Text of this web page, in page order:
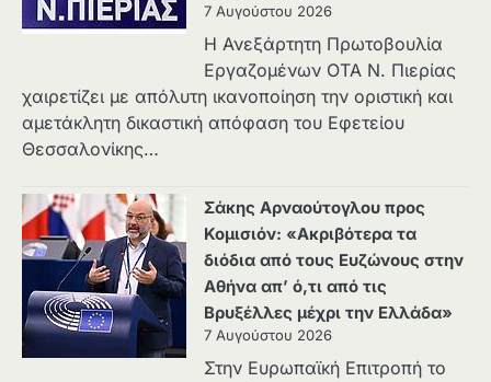
7 Αυγούστου 2026
Η Ανεξάρτητη Πρωτοβουλία
Εργαζομένων ΟΤΑ Ν. Πιερίας
χαιρετίζει με απόλυτη ικανοποίηση την οριστική και
αμετάκλητη δικαστική απόφαση του Εφετείου
Θεσσαλονίκης…
Σάκης Αρναούτογλου προς
Κομισιόν: «Ακριβότερα τα
διόδια από τους Ευζώνους στην
Αθήνα απ’ ό,τι από τις
Βρυξέλλες μέχρι την Ελλάδα»
7 Αυγούστου 2026
Στην Ευρωπαϊκή Επιτροπή το